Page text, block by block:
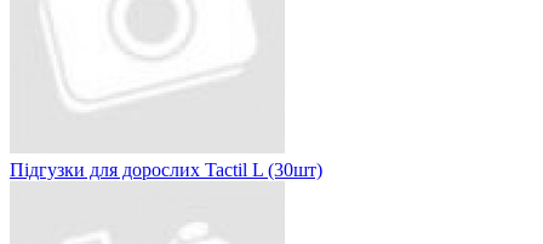
Підгузки для дорослих Tactil L (30шт)